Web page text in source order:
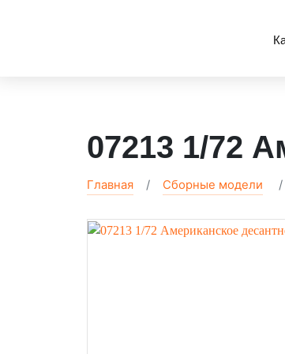
07213 1/72
Главная Сборные модели